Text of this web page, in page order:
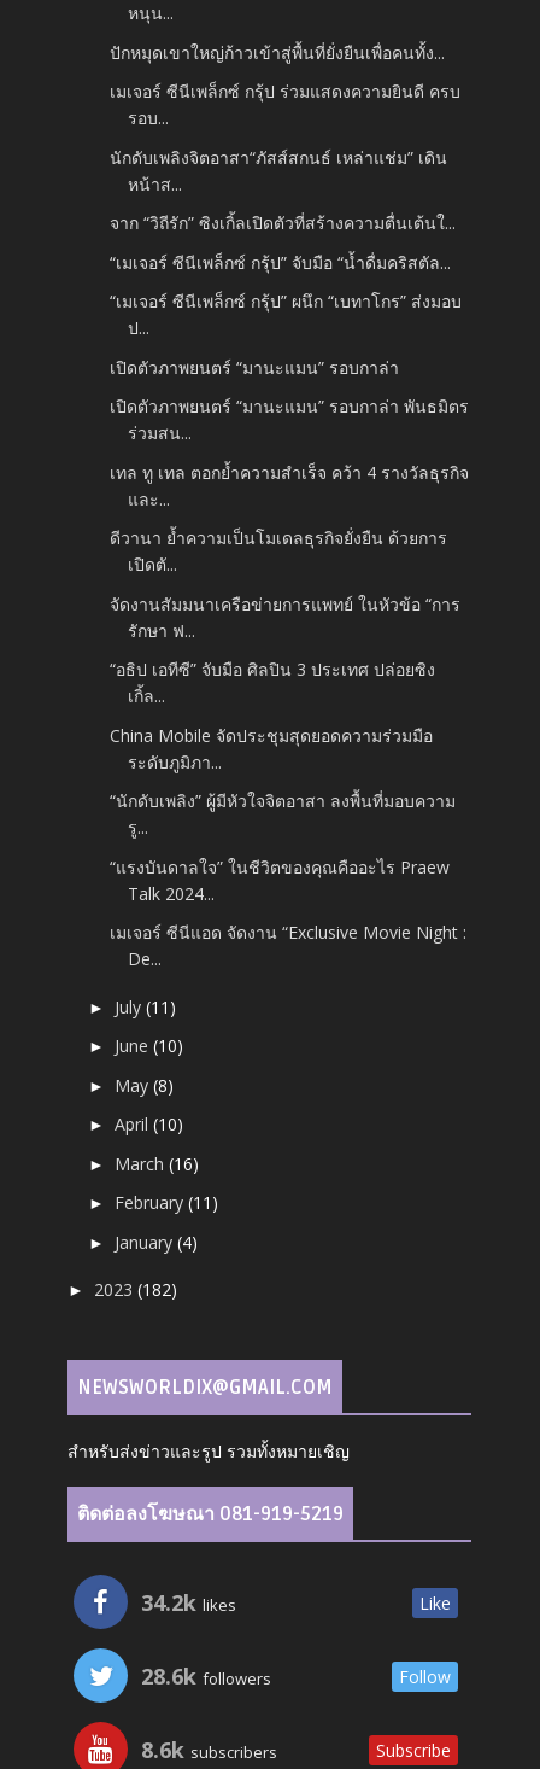
หนุน...
ปักหมุดเขาใหญ่ก้าวเข้าสู่พื้นที่ยั่งยืนเพื่อคนทั้ง...
เมเจอร์ ซีนีเพล็กซ์ กรุ้ป ร่วมแสดงความยินดี ครบ
รอบ...
นักดับเพลิงจิตอาสา“ภัสส์สกนธ์ เหล่าแช่ม” เดิน
หน้าส...
จาก “วิถีรัก” ซิงเกิ้ลเปิดตัวที่สร้างความตื่นเต้นใ...
“เมเจอร์ ซีนีเพล็กซ์ กรุ้ป” จับมือ “น้ำดื่มคริสตัล...
“เมเจอร์ ซีนีเพล็กซ์ กรุ้ป” ผนึก “เบทาโกร” ส่งมอบ
ป...
เปิดตัวภาพยนตร์ “มานะแมน” รอบกาล่า
เปิดตัวภาพยนตร์ “มานะแมน” รอบกาล่า พันธมิตร
ร่วมสน...
เทล ทู เทล ตอกย้ำความสำเร็จ คว้า 4 รางวัลธุรกิจ
และ...
ดีวานา ย้ำความเป็นโมเดลธุรกิจยั่งยืน ด้วยการ
เปิดตั...
จัดงานสัมมนาเครือข่ายการแพทย์ ในหัวข้อ “การ
รักษา ฟ...
“อธิป เอทีซี” จับมือ ศิลปิน 3 ประเทศ ปล่อยซิง
เกิ้ล...
China Mobile จัดประชุมสุดยอดความร่วมมือ
ระดับภูมิภา...
“นักดับเพลิง” ผู้มีหัวใจจิตอาสา ลงพื้นที่มอบความ
รู...
“แรงบันดาลใจ” ในชีวิตของคุณคืออะไร Praew
Talk 2024...
เมเจอร์ ซีนีแอด จัดงาน “Exclusive Movie Night :
De...
► July(11)
► June(10)
► May(8)
►April(10)
► March(16)
► February(11)
► January(4)
► 2023(182)
NEWSWORLDIX@GMAIL.COM
สำหรับส่งข่าวและรูป รวมทั้งหมายเชิญ
ติดต่อลงโฆษณา 081-919-5219
34.2k likes Like
28.6k followers Follow
8.6k subscribers Subscribe